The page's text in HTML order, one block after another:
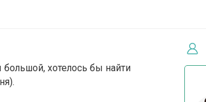
хотелось бы найти